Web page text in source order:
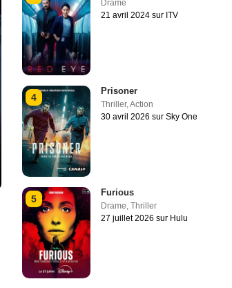
Drame
21 avril 2024 sur ITV
4
Prisoner
Thriller,Action
30 avril 2026 sur Sky One
5
Furious
Drame, Thriller
27 juillet 2026 sur Hulu